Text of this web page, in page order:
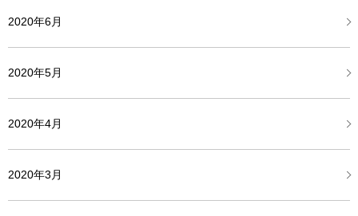
2020年6月
2020年5月
2020年4月
2020年3月